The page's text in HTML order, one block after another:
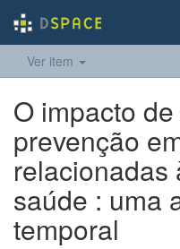
Ver item
O impacto
prevenção
relacionadas
saúde : uma
temporal